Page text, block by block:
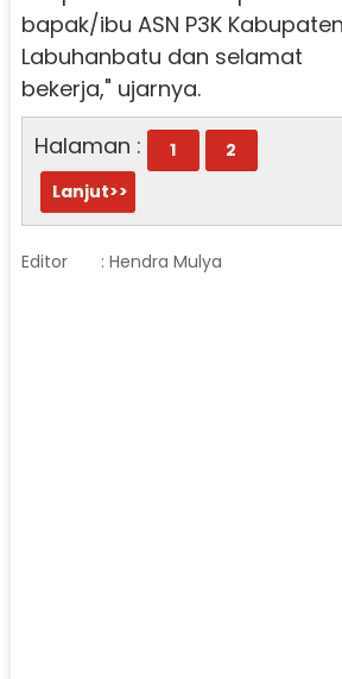
bapak/ibu ASN P3K Kabupaten
Labuhanbatu dan selamat
bekerja," ujarnya.
Halaman :
1
2
Lanjut>>
Editor : Hendra Mulya